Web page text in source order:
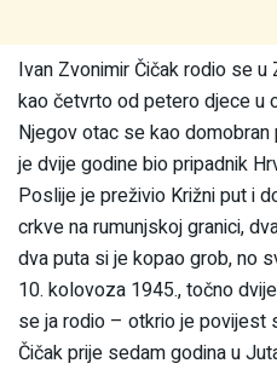
Ivan Zvonimir Čičak rodio se
kao četvrto od petero djece u
Njegov otac se kao
je dvije godine bio pripadnik
Poslije je preživio Križni put i
crkve na rumunjskoj granici,
dva puta si je kopao grob, no
10. kolovoza 1945., točno
se ja rodio – otkrio je povijest
Čičak prije sedam godina u